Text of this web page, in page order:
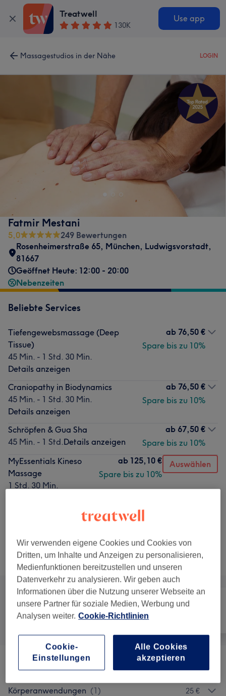
Treatwell
130K
Use app
Massagestudios in der Nähe LOGIN
Fatmir Mestani
5,0
249 Bewertungen
Rosenheimerstraße 65, München, Ludwigsvorstadt,
81667
Geöffnet Heute: 12:00 - 20:00
Nebenzeiten
Beliebte Services
Tiefengewebsmassage (Deep
Tissue)
45 Min. - 1 Std. 30 Min.
Details anzeigen
ab 76,50 €
Spare bis zu 10%
Craniopathy in Biodynamics
45 Min. - 1 Std. 30 Min.
Details anzeigen
ab 76,50 €
Spare bis zu 10%
Schröpfen & Gua Sha
45 Min. - 1 Std.Details anzeigen
ab 67,50 €
Spare bis zu 10%
MyEssentials Kineso
Massage
1 Std. 30 Min.
ab 125,10 €
Spare bis zu 10%
Auswählen
Alle Services
Alle Massage
Körperanwendungen (1) 25 €
Wir verwenden eigene Cookies und Cookies von
Dritten, um Inhalte und Anzeigen zu personalisieren,
Medienfunktionen bereitzustellen und unseren
Datenverkehr zu analysieren. Wir geben auch
Informationen über die Nutzung unserer Webseite an
unsere Partner für soziale Medien, Werbung und
Analysen weiter. Cookie-Richtlinien
Cookie-
Einstellungen
Alle Cookies
akzeptieren